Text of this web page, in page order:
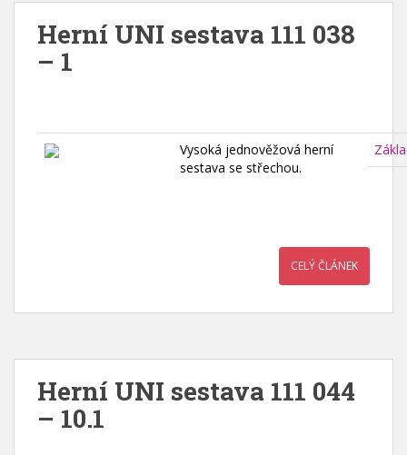
Herní UNI sestava 111 038
– 1
Vysoká jednověžová herní
sestava se střechou.
CELÝ ČLÁNEK
Herní UNI sestava 111 044
– 10.1